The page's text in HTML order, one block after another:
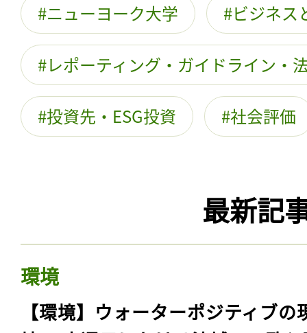
ニューヨーク大学 ビジネス
レポーティング・ガイドライン・
投資先・ESG投資 社会評価
最新記
環境
【環境】ウォーターポジティブの